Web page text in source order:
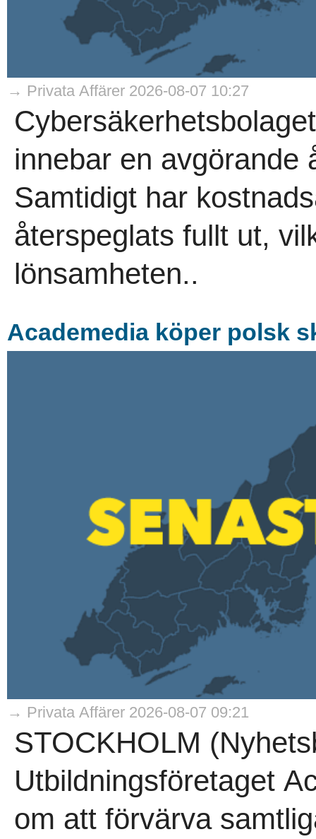
→ Privata Affärer 2026-08-07 10:27
innebar en avgörande
Samtidigt har
återspeglats fullt ut,
lönsamheten..
Academedia köper polsk
→ Privata Affärer 2026-08-07 09:21
STOCKHOLM
Utbildningsföretaget
om att förvärva